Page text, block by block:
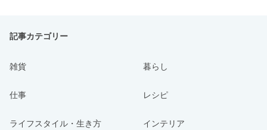
記事カテゴリー
雑貨 暮らし
仕事 レシピ
ライフスタイル・生き方 インテリア